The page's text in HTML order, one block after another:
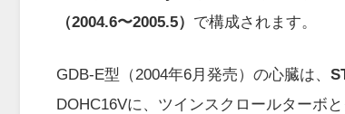
（2004.6〜2005.5） で構成されます。
GDB-E型（2004年6月発売）の心臓は、
DOHC16Vに、ツインスクロールターボ